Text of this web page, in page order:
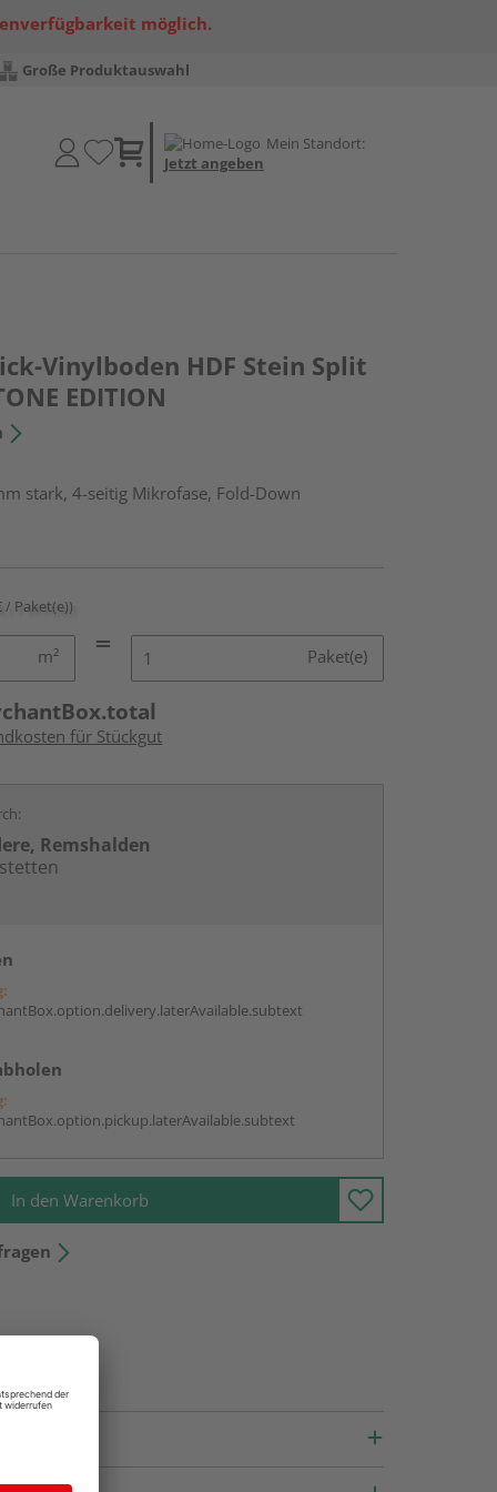
möglich.
Große Produktauswahl
Mein Standort:
Jetzt angeben
Vinylboden HDF Stein Split
EDITION
stark, 4-seitig Mikrofase, Fold-Down
/ Paket(e))
m² Paket(e)
für Stückgut
Remshalden
In den Warenkorb